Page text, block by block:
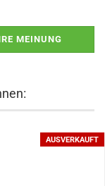
MEINUNG
AUSVERKAUFT